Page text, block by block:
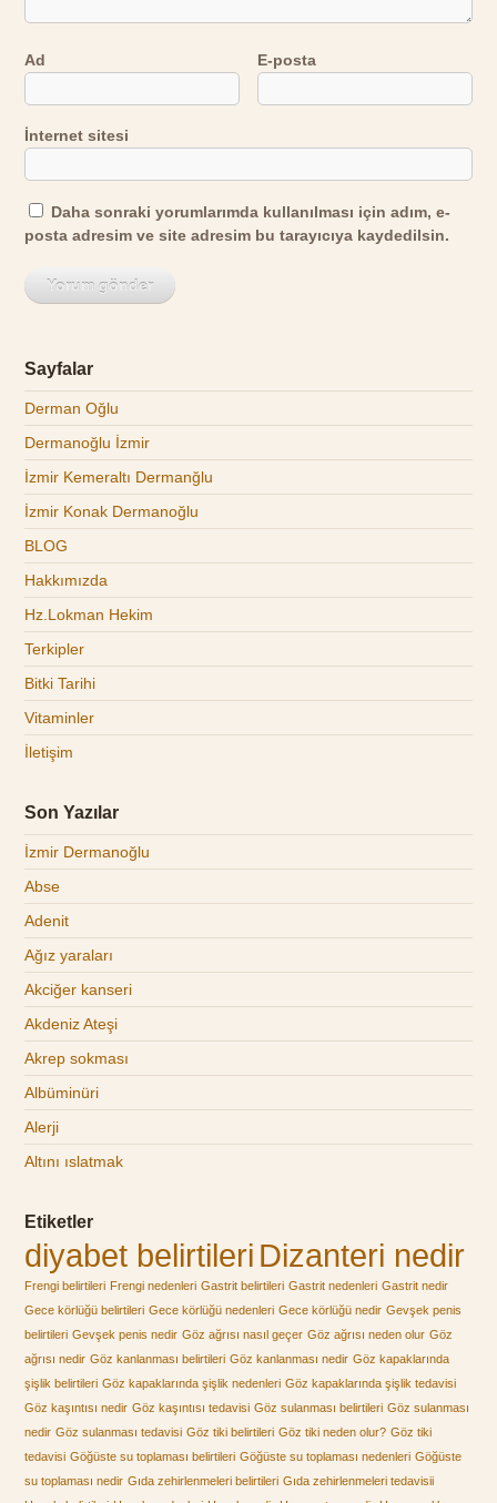
Ad E-posta
İnternet sitesi
Daha sonraki yorumlarımda kullanılması için adım, e-
posta adresim ve site adresim bu tarayıcıya kaydedilsin.
Sayfalar
Derman Oğlu
Dermanoğlu İzmir
İzmir Kemeraltı Dermanğlu
İzmir Konak Dermanoğlu
BLOG
Hakkımızda
Hz.Lokman Hekim
Terkipler
Bitki Tarihi
Vitaminler
İletişim
Son Yazılar
İzmir Dermanoğlu
Abse
Adenit
Ağız yaraları
Akciğer kanseri
Akdeniz Ateşi
Akrep sokması
Albüminüri
Alerji
Altını ıslatmak
Etiketler
diyabet belirtileri Dizanteri nedir
Frengi belirtileri Frengi nedenleri Gastrit belirtileri Gastrit nedenleri Gastrit nedir
Gece körlüğü belirtileri Gece körlüğü nedenleri Gece körlüğü nedir Gevşek penis
belirtileri Gevşek penis nedir Göz ağrısı nasıl geçer Göz ağrısı neden olur Göz
ağrısı nedir Göz kanlanması belirtileri Göz kanlanması nedir Göz kapaklarında
şişlik belirtileri Göz kapaklarında şişlik nedenleri Göz kapaklarında şişlik tedavisi
Göz kaşıntısı nedir Göz kaşıntısı tedavisi Göz sulanması belirtileri Göz sulanması
nedir Göz sulanması tedavisi Göz tiki belirtileri Göz tiki neden olur? Göz tiki
tedavisi Göğüste su toplaması belirtileri Göğüste su toplaması nedenleri Göğüste
su toplaması nedir Gıda zehirlenmeleri belirtileri Gıda zehirlenmeleri tedavisii